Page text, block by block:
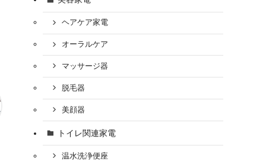
ヘアケア家電
オーラルケア
マッサージ器
脱毛器
美顔器
トイレ関連家電
温水洗浄便座